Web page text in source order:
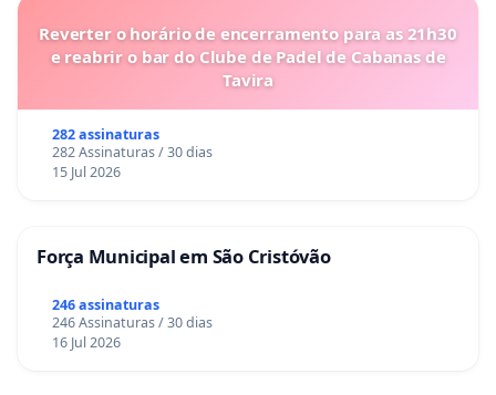
Reverter o horário de encerramento para as 21h30
e reabrir o bar do Clube de Padel de Cabanas de
Tavira
282 assinaturas
282 Assinaturas / 30 dias
15 Jul 2026
Força Municipal em São Cristóvão
246 assinaturas
246 Assinaturas / 30 dias
16 Jul 2026